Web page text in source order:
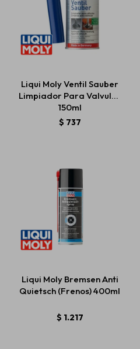
Liqui Moly Ventil Sauber
Limpiador Para Valvulas
150ml
$ 737
Liqui Moly Bremsen Anti
Quietsch (Frenos) 400ml
$ 1.217